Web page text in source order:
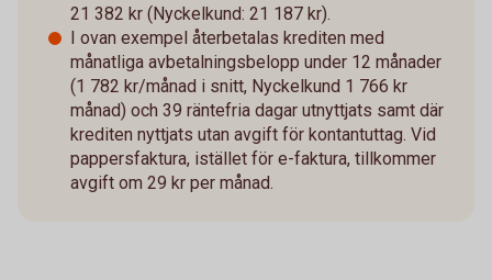
21 382 kr (Nyckelkund: 21 187 kr).
I ovan exempel återbetalas krediten med
månatliga avbetalningsbelopp under 12 månader
(1 782 kr/månad i snitt, Nyckelkund 1 766 kr
månad) och 39 räntefria dagar utnyttjats samt där
krediten nyttjats utan avgift för kontantuttag. Vid
pappersfaktura, istället för e-faktura, tillkommer
avgift om 29 kr per månad.